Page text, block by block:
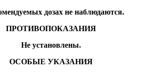
дозах не наблюдаются.
ПРОТИВОПОКАЗАНИЯ
Не установлены.
ОСОБЫЕ УКАЗАНИЯ